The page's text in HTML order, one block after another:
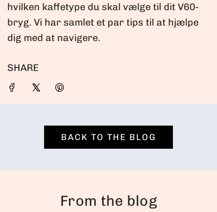
hvilken kaffetype du skal vælge til dit V60-
bryg. Vi har samlet et par tips til at hjælpe
dig med at navigere.
SHARE
BACK TO THE BLOG
From the blog